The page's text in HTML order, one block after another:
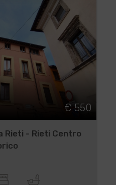
€ 550
Rieti - Rieti Centro